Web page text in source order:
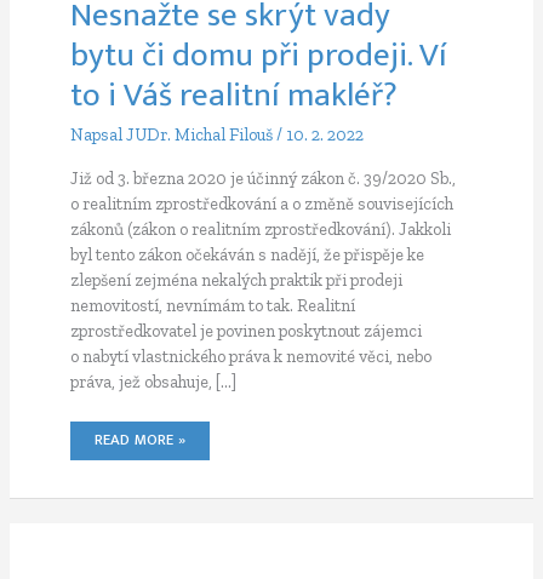
Nesnažte se skrýt vady
bytu či domu při prodeji. Ví
to i Váš realitní makléř?
NapsalJUDr. Michal Filouš/ 10. 2. 2022
Již od 3. března 2020 je účinný zákon č. 39/2020 Sb.,
o realitním zprostředkování a o změně souvisejících
zákonů (zákon o realitním zprostředkování). Jakkoli
byl tento zákon očekáván s nadějí, že přispěje ke
zlepšení zejména nekalých praktik při prodeji
nemovitostí, nevnímám to tak. Realitní
zprostředkovatel je povinen poskytnout zájemci
o nabytí vlastnického práva k nemovité věci, nebo
práva, jež obsahuje, […]
NESNAŽTE
SE
SKRÝT
BYTU
READ MORE »